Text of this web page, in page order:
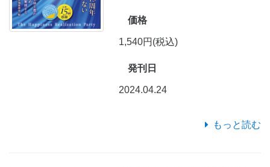
価格
1,540円(税込)
発刊日
2024.04.24
もっと読む